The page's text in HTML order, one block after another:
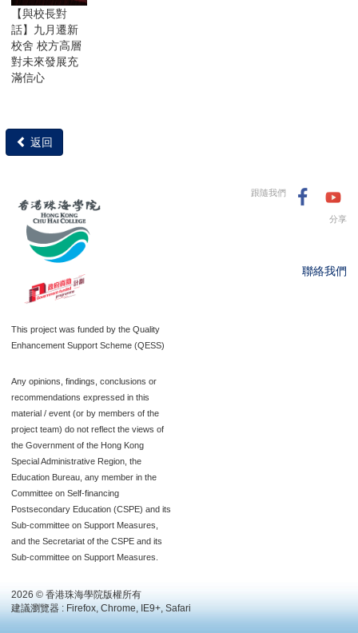
【與校長對
話】九月遷新
校舍 校方高層
對未來發展充
滿信心
返回
This project was funded by the Quality
Enhancement Support Scheme (QESS)
Any opinions, findings, conclusions or
recommendations expressed in this
material / event (or by members of the
project team) do not reflect the views of
the Government of the Hong Kong
Special Administrative Region, the
Education Bureau, any member in the
Committee on Self-financing
Postsecondary Education (CSPE) and its
Sub-committee on Support Measures,
and the Secretariat of the CSPE and its
Sub-committee on Support Measures.
跟隨我們
分享
聯絡我們
2026 © 香港珠海學院版權所有
建議瀏覽器 : Firefox, Chrome, IE9+, Safari